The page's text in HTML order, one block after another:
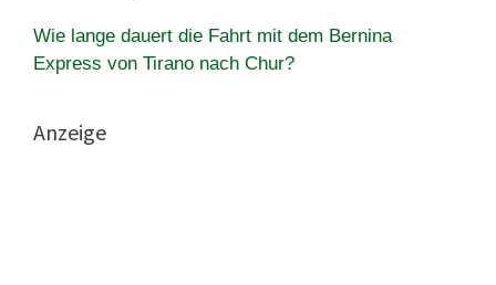
Wie lange dauert die Fahrt mit dem Bernina
Express von Tirano nach Chur?
Anzeige